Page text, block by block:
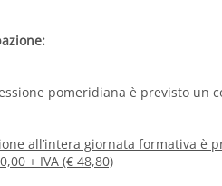
pomeridiana è previsto un
all’intera giornata formativa è
+ IVA (€ 48,80)